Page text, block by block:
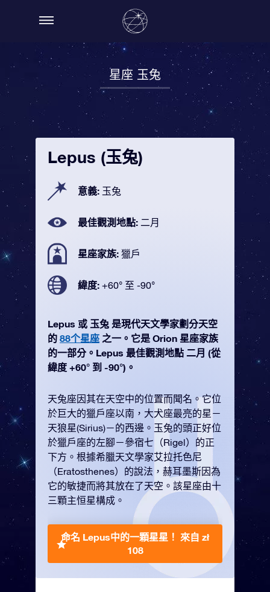
星座 玉兔
Lepus (玉兔)
意義: 玉兔
最佳觀測地點: 二月
星座家族: 獵戶
緯度: +60° 至 -90°
Lepus 或 玉兔 是現代天文學家劃分天空
的 88个星座 之一。它是 Orion 星座家族
的一部分。Lepus 最佳觀測地點 二月 (從
緯度 +60° 到 -90°)。
天兔座因其在天空中的位置而聞名。它位
於巨大的獵戶座以南，大犬座最亮的星－
天狼星(Sirius)－的西邊。玉兔的頭正好位
於獵戶座的左腳－參宿七（Rigel）的正
下方。根據希臘天文學家艾拉托色尼
（Eratosthenes）的說法，赫耳墨斯因為
它的敏捷而將其放在了天空。該星座由十
三顆主恒星構成。
命名 Lepus中的一顆星星！ 來自 zł
108